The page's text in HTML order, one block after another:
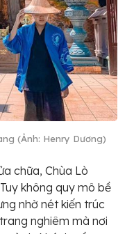
(Ảnh: Henry Dương)
chữa, Chùa Lò
không quy mô bề
nhờ nét kiến trúc
nghiêm mà nơi